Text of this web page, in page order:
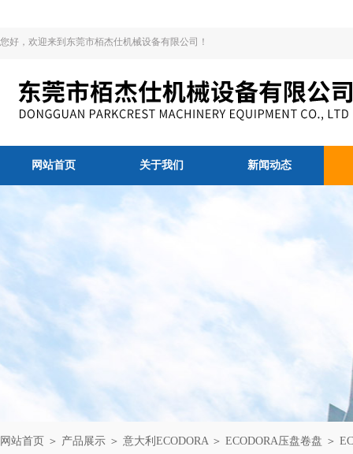
您好，欢迎来到东莞市栢杰仕机械设备有限公司！
网站首页 关于我们 新闻动态
网站首页 ＞ 产品展示 ＞ 意大利ECODORA＞ ECODORA压盘卷盘 ＞